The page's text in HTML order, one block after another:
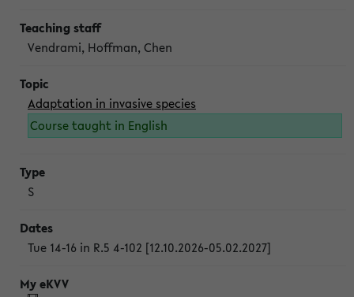
Vendrami, Hoffman, Chen
Adaptation in invasive species
Course taught in English
S
Tue 14-16 in R.5 4-102 [12.10.2026-05.02.2027]